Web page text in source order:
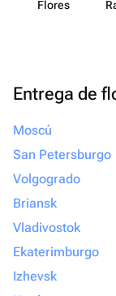
Flores
Entrega de
Moscú
San Petersburgo
Volgogrado
Briansk
Vladivostok
Ekaterimburgo
Izhevsk